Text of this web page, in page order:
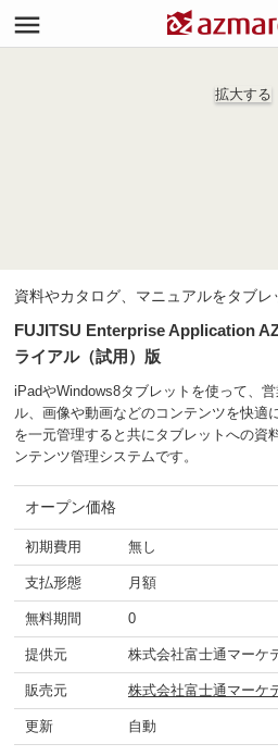

拡大する
資料やカタログ、マニュアルをタブレ
FUJITSU Enterprise Application
ライアル（試用）版
iPadやWindows8タブレットを使って、
ル、画像や動画などのコンテンツを快適
を一元管理すると共にタブレットへの資
ンテンツ管理システムです。
オープン価格
初期費用 無し
支払形態 月額
無料期間 0
提供元 株式会社富士通マーケ
販売元 株式会社富士通マーケ
更新 自動